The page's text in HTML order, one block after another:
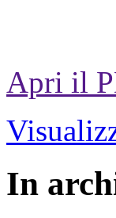
Apri il
In